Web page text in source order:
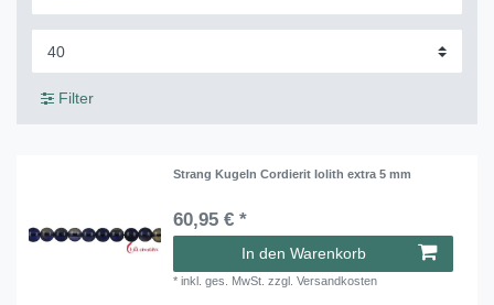
Filter
Strang Kugeln Cordierit Iolith extra 5 mm
60,95 € *
In den Warenkorb
*inkl. ges. MwSt. zzgl.Versandkosten